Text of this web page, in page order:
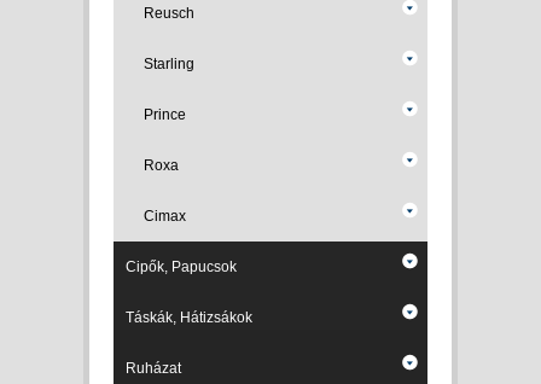
Reusch
Starling
Prince
Roxa
Cimax
Cipők, Papucsok
Táskák, Hátizsákok
Ruházat